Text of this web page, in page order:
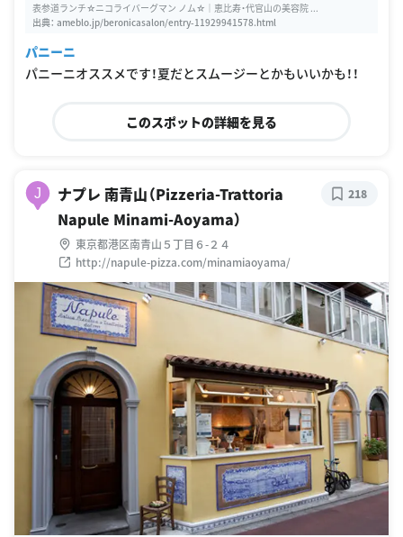
表参道ランチ☆ニコライバーグマン ノム☆｜恵比寿・代官山の美容院 ...
出典： ameblo.jp/beronicasalon/entry-11929941578.html
パニーニ
パニーニオススメです！夏だとスムージーとかもいいかも！！
このスポットの詳細を見る
J
ナプレ 南青山（Pizzeria-Trattoria
Napule Minami-Aoyama）
東京都港区南青山５丁目６-２４
http://napule-pizza.com/minamiaoyama/
218